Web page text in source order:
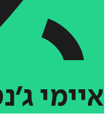
איימי